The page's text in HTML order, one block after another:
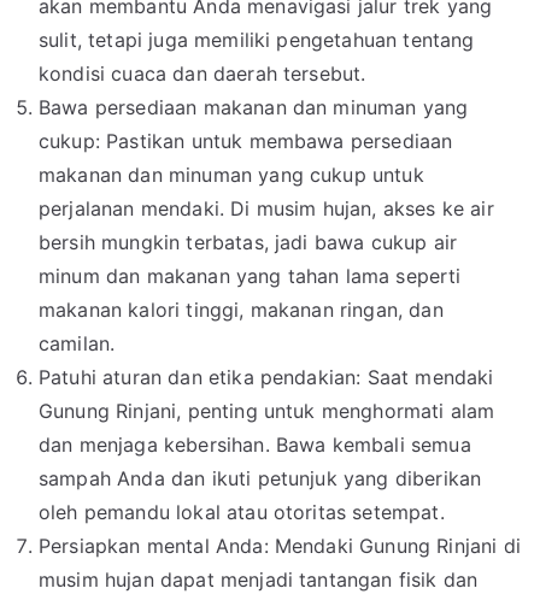
akan membantu Anda menavigasi jalur trek yang
sulit, tetapi juga memiliki pengetahuan tentang
kondisi cuaca dan daerah tersebut.
Bawa persediaan makanan dan minuman yang
cukup: Pastikan untuk membawa persediaan
makanan dan minuman yang cukup untuk
perjalanan mendaki. Di musim hujan, akses ke air
bersih mungkin terbatas, jadi bawa cukup air
minum dan makanan yang tahan lama seperti
makanan kalori tinggi, makanan ringan, dan
camilan.
Patuhi aturan dan etika pendakian: Saat mendaki
Gunung Rinjani, penting untuk menghormati alam
dan menjaga kebersihan. Bawa kembali semua
sampah Anda dan ikuti petunjuk yang diberikan
oleh pemandu lokal atau otoritas setempat.
Persiapkan mental Anda: Mendaki Gunung Rinjani di
musim hujan dapat menjadi tantangan fisik dan